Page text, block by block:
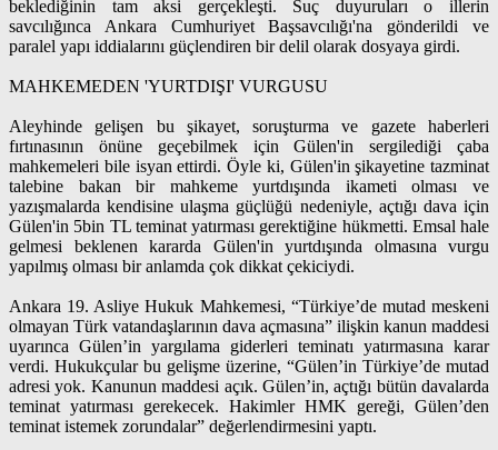
beklediğinin tam aksi gerçekleşti. Suç duyuruları o illerin
savcılığınca Ankara Cumhuriyet Başsavcılığı'na gönderildi ve
paralel yapı iddialarını güçlendiren bir delil olarak dosyaya girdi.
MAHKEMEDEN 'YURTDIŞI' VURGUSU
Aleyhinde gelişen bu şikayet, soruşturma ve gazete haberleri
fırtınasının önüne geçebilmek için Gülen'in sergilediği çaba
mahkemeleri bile isyan ettirdi. Öyle ki, Gülen'in şikayetine tazminat
talebine bakan bir mahkeme yurtdışında ikameti olması ve
yazışmalarda kendisine ulaşma güçlüğü nedeniyle, açtığı dava için
Gülen'in 5bin TL teminat yatırması gerektiğine hükmetti. Emsal hale
gelmesi beklenen kararda Gülen'in yurtdışında olmasına vurgu
yapılmış olması bir anlamda çok dikkat çekiciydi.
Ankara 19. Asliye Hukuk Mahkemesi, “Türkiye’de mutad meskeni
olmayan Türk vatandaşlarının dava açmasına” ilişkin kanun maddesi
uyarınca Gülen’in yargılama giderleri teminatı yatırmasına karar
verdi. Hukukçular bu gelişme üzerine, “Gülen’in Türkiye’de mutad
adresi yok. Kanunun maddesi açık. Gülen’in, açtığı bütün davalarda
teminat yatırması gerekecek. Hakimler HMK gereği, Gülen’den
teminat istemek zorundalar” değerlendirmesini yaptı.